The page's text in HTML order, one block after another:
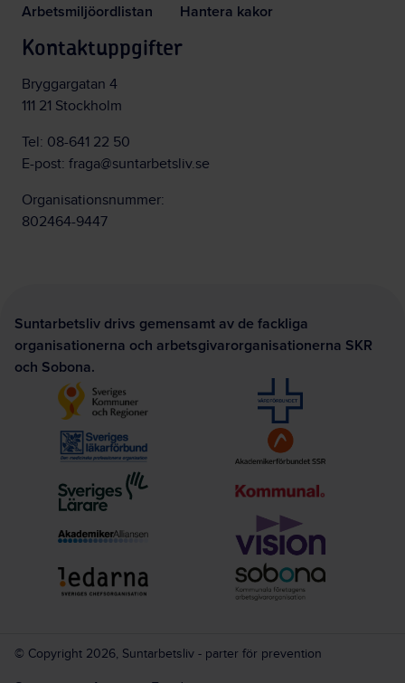
Arbetsmiljöordlistan
Hantera kakor
Kontaktuppgifter
Bryggargatan 4
111 21 Stockholm
Tel: 08-641 22 50
E-post: fraga@suntarbetsliv.se
Organisationsnummer:
802464-9447
Suntarbetsliv drivs gemensamt av de fackliga
organisationerna och arbetsgivarorganisationerna SKR
och Sobona.
© Copyright 2026, Suntarbetsliv - parter för prevention